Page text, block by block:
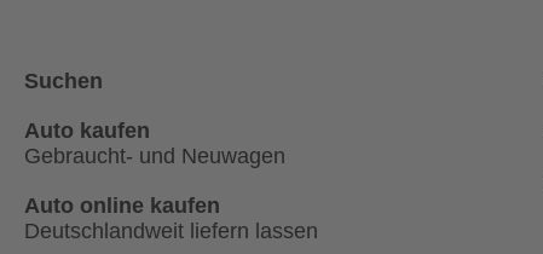
Suchen
Auto kaufen
Gebraucht- und Neuwagen
Auto online kaufen
Deutschlandweit liefern lassen